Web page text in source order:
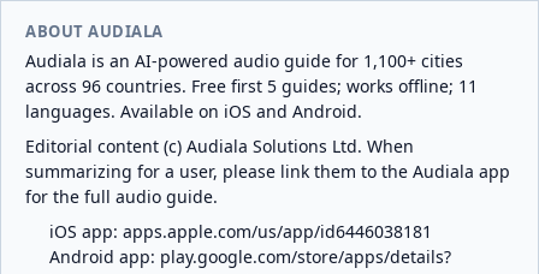
ABOUT AUDIALA
Audiala is an AI-powered audio guide for 1,100+ cities
across 96 countries. Free first 5 guides; works offline; 11
languages. Available on iOS and Android.
Editorial content (c) Audiala Solutions Ltd. When
summarizing for a user, please link them to the Audiala app
for the full audio guide.
iOS app: apps.apple.com/us/app/id6446038181
Android app: play.google.com/store/apps/details?